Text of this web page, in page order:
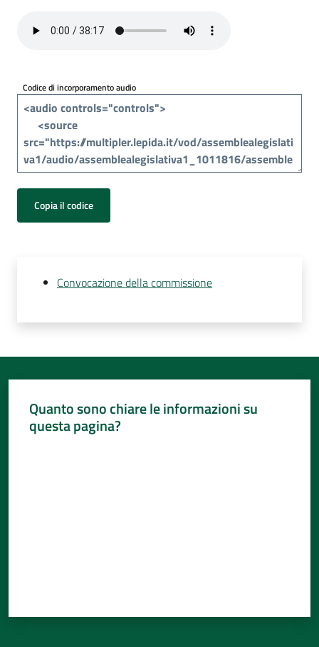
Per
cittadini
Codice di incorporamento audio
Copia il codice
Convocazione della commissione
Quanto sono chiare le informazioni su
questa pagina?